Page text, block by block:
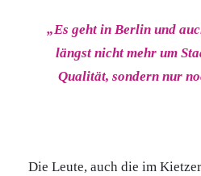
„Es geht in Berlin und
längst nicht mehr um
Qualität, sondern nur
Die Leute, auch die im